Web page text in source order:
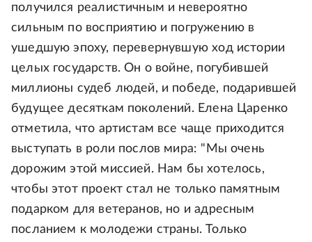
получился реалистичным и невероятно
сильным по восприятию и погружению в
ушедшую эпоху, перевернувшую ход истории
целых государств. Он о войне, погубившей
миллионы судеб людей, и победе, подарившей
будущее десяткам поколений. Елена Царенко
отметила, что артистам все чаще приходится
выступать в роли послов мира: "Мы очень
дорожим этой миссией. Нам бы хотелось,
чтобы этот проект стал не только памятным
подарком для ветеранов, но и адресным
посланием к молодежи страны. Только